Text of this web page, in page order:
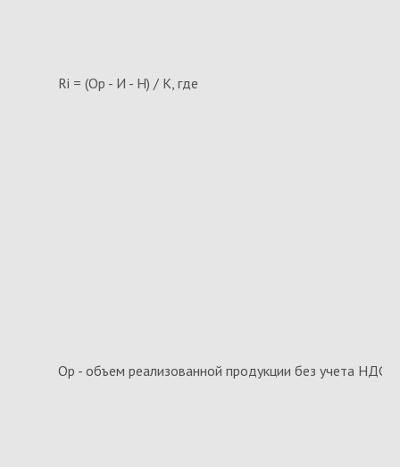
Ri = (Ор - И - Н) / К, где
Ор - объем реализованной продукции без учета НДС;